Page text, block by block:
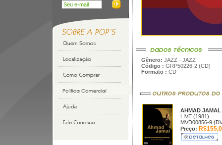
Gênero: JAZZ - JAZZ
Código : GRP50226-2 (CD)
Formato : CD
AHMAD JAMAL
LIVE (1981)
MVD00856-9
Preço: